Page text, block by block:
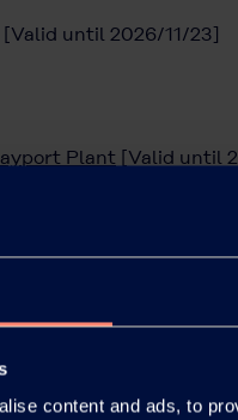
content and ads, to
[Valid until 2026/11/23]
Plant [Valid until